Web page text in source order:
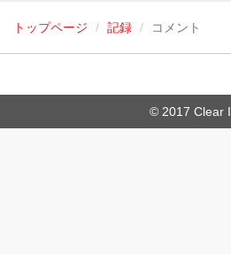
トップページ 記録 コメント
© 2017 Clear